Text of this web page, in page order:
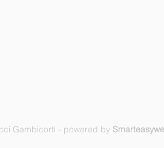
Gambicorti - powered by